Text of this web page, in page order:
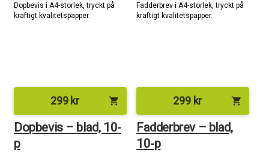
Dopbevis i A4-storlek, tryckt på
kraftigt kvalitetspapper.
Fadderbrev i A4-storlek, tryckt på
kraftigt kvalitetspapper.
299kr shopping_cart
Dopbevis – blad, 10-
p
299 kr shopping_cart
Fadderbrev – blad,
10-p